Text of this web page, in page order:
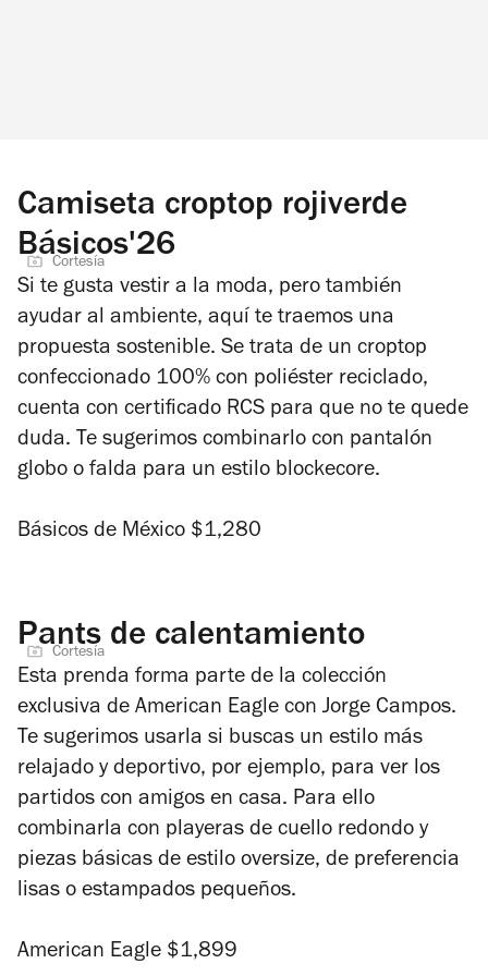
Camiseta croptop rojiverde
Básicos'26
Cortesía
Si te gusta vestir a la moda, pero también
ayudar al ambiente, aquí te traemos una
propuesta sostenible. Se trata de un croptop
confeccionado 100% con poliéster reciclado,
cuenta con certificado RCS para que no te quede
duda. Te sugerimos combinarlo con pantalón
globo o falda para un estilo blockecore.
Básicos de México $1,280
Pants de calentamiento
Cortesía
Esta prenda forma parte de la colección
exclusiva de American Eagle con Jorge Campos.
Te sugerimos usarla si buscas un estilo más
relajado y deportivo, por ejemplo, para ver los
partidos con amigos en casa. Para ello
combinarla con playeras de cuello redondo y
piezas básicas de estilo oversize, de preferencia
lisas o estampados pequeños.
American Eagle $1,899